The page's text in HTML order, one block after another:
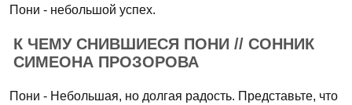
Пони - небольшой успех.
К ЧЕМУ СНИВШИЕСЯ ПОНИ // СОННИК
СИМЕОНА ПРОЗОРОВА
Пони - Небольшая, но долгая радость. Представьте, что